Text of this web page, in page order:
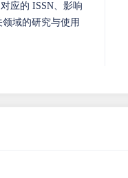
应的 ISSN、影响
域的研究与使用